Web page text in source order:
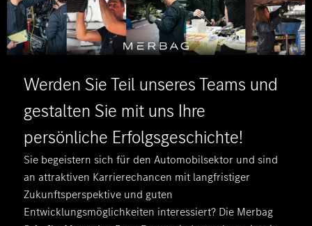
Werden Sie Teil unseres Teams und
gestalten Sie mit uns Ihre
persönliche Erfolgsgeschichte!
Sie begeistern sich für den Automobilsektor und sind
an attraktiven Karrierechancen mit langfristiger
Zukunftsperspektive und guten
Entwicklungsmöglichkeiten interessiert? Die Merbag